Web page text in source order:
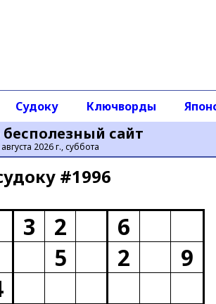
сайт
2026 г., суббота
Судоку Ключворды
#1996
3 2
6
5 2
9